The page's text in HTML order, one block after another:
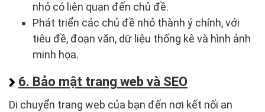
nhỏ có liên quan đến chủ đề.
Phát triển các chủ đề nhỏ thành ý chính, với
tiêu đề, đoạn văn, dữ liệu thống kê và hình ảnh
minh họa.
6. Bảo mật trang web và SEO
Di chuyển trang web của bạn đến nơi kết nối an